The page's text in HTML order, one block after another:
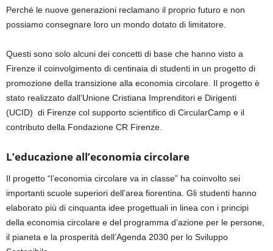
Perché le nuove generazioni reclamano il proprio futuro e non
possiamo consegnare loro un mondo dotato di limitatore.
Questi sono solo alcuni dei concetti di base che hanno visto a
Firenze il coinvolgimento di centinaia di studenti in un progetto di
promozione della transizione alla economia circolare . Il progetto è
stato realizzato dall’Unione Cristiana Imprenditori e Dirigenti
(UCID) di Firenze col supporto scientifico di CircularCamp e il
contributo della Fondazione CR Firenze.
L’educazione all’economia circolare
Il progetto “l’economia circolare va in classe” ha coinvolto sei
importanti scuole superiori dell’area fiorentina. Gli studenti hanno
elaborato più di cinquanta idee progettuali in linea con i principi
della economia circolare e del programma d’azione per le persone,
il pianeta e la prosperità dell’Agenda 2030 per lo Sviluppo